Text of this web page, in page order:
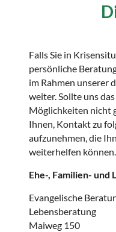
Falls Sie in
persönliche
im Rahmen unserer
weiter. Sollte uns
Möglichkeiten nicht
Ihnen, Kontakt zu
aufzunehmen, die
weiterhelfen können.
Ehe-, Familien- und
Evangelische
Lebensberatung
Maiweg 150